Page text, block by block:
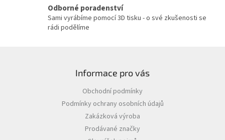
p
i
Odborné poradenství
Sami vyrábíme pomocí 3D tisku - o své zkušenosti se
rádi podělíme
Informace pro vás
Obchodní podmínky
Podmínky ochrany osobních údajů
Zakázková výroba
Prodávané značky